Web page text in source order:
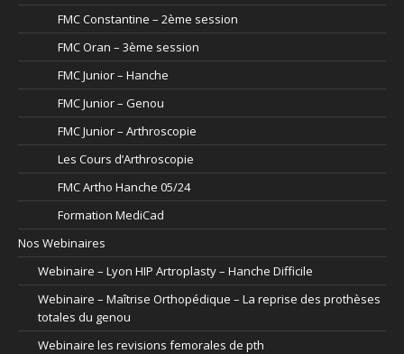
FMC Constantine – 2ème session
FMC Oran – 3ème session
FMC Junior – Hanche
FMC Junior – Genou
FMC Junior – Arthroscopie
Les Cours d’Arthroscopie
FMC Artho Hanche 05/24
Formation MediCad
Nos Webinaires
Webinaire – Lyon HIP Artroplasty – Hanche Difficile
Webinaire – Maîtrise Orthopédique – La reprise des prothèses
totales du genou
Webinaire les revisions femorales de pth